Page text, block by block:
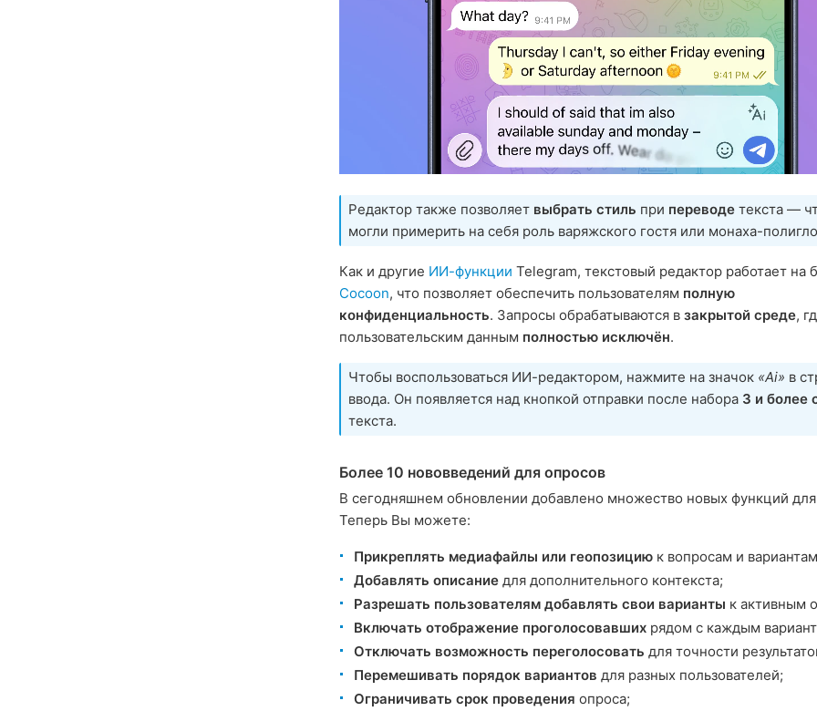
Редактор также позволяет выбрать стиль при переводе текста —
могли примерить на себя роль варяжского гостя или монаха-
Как и другие ИИ-функции Telegram, текстовый редактор работает на
Cocoon, что позволяет обеспечить пользователям полную
конфиденциальность. Запросы обрабатываются в закрытой среде,
пользовательским данным полностью исключён.
Чтобы воспользоваться ИИ-редактором, нажмите на значок «Ai» в
ввода. Он появляется над кнопкой отправки после набора 3 и более
текста.
Более 10 нововведений для опросов
В сегодняшнем обновлении добавлено множество новых функций
Теперь Вы можете:
Прикреплять медиафайлы или геопозицию к вопросам и
Добавлять описание для дополнительного контекста;
Разрешать пользователям добавлять свои варианты к активным
Включать отображение проголосовавших рядом с каждым
Отключать возможность переголосовать для точности
Перемешивать порядок вариантов для разных пользователей;
Ограничивать срок проведения опроса;